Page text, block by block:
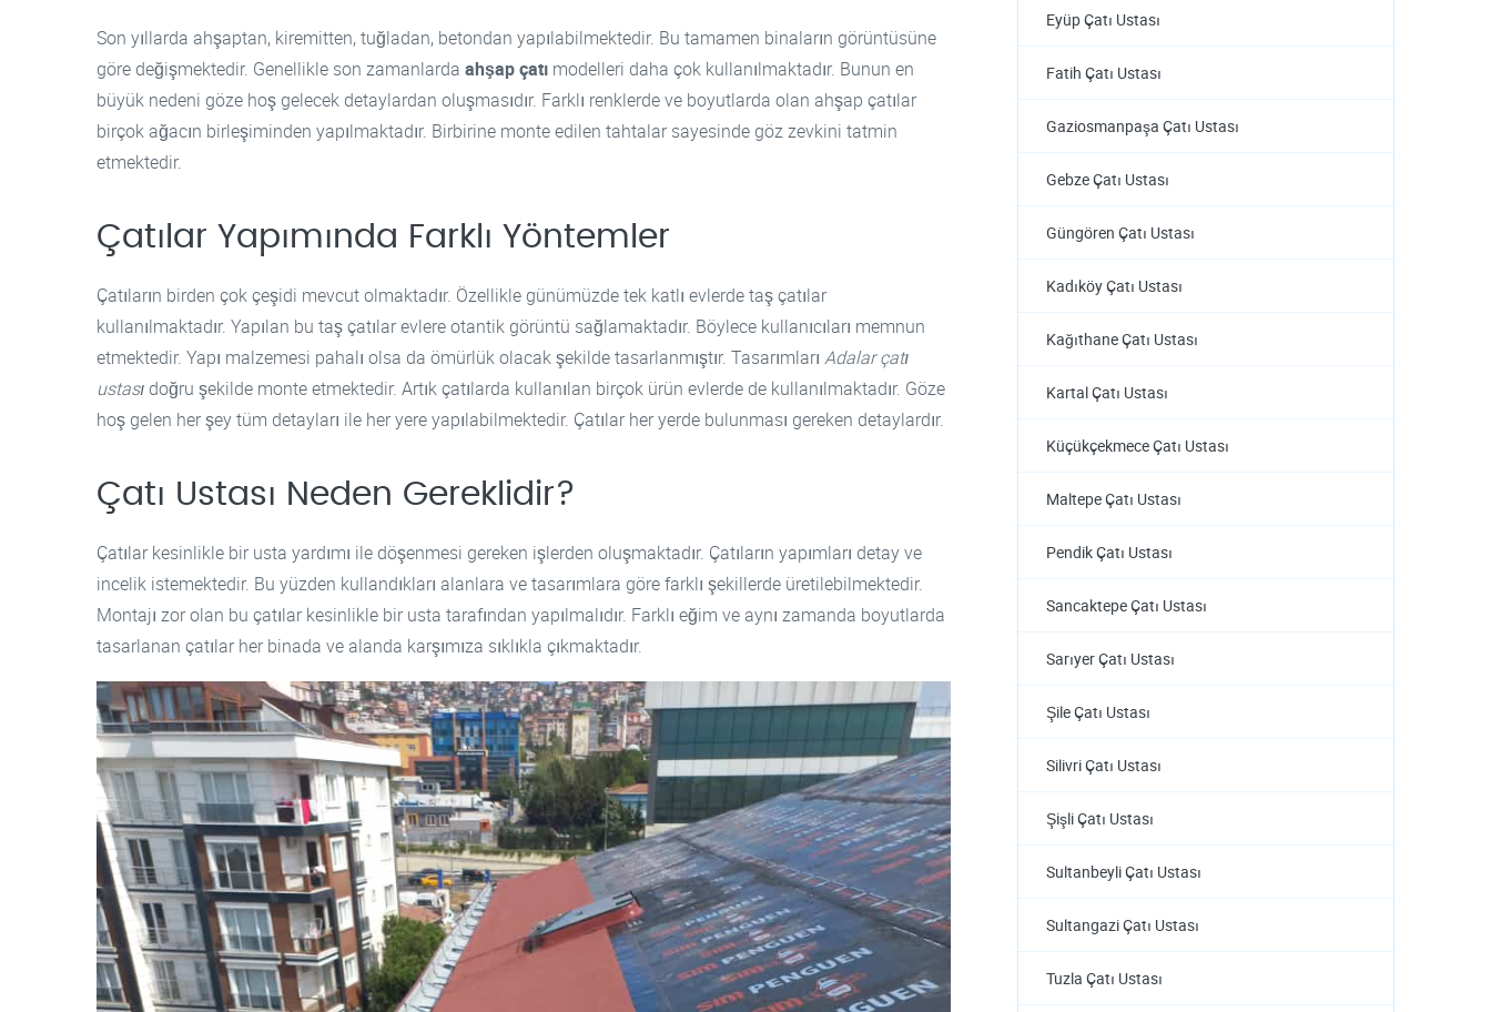
Son yıllarda ahşaptan, kiremitten, tuğladan, betondan yapılabilmektedir. Bu tamamen binaların görüntüsüne
göre değişmektedir. Genellikle son zamanlarda ahşap çatı modelleri daha çok kullanılmaktadır. Bunun en
büyük nedeni göze hoş gelecek detaylardan oluşmasıdır. Farklı renklerde ve boyutlarda olan ahşap çatılar
birçok ağacın birleşiminden yapılmaktadır. Birbirine monte edilen tahtalar sayesinde göz zevkini tatmin
etmektedir.
Çatılar Yapımında Farklı Yöntemler
Çatıların birden çok çeşidi mevcut olmaktadır. Özellikle günümüzde tek katlı evlerde taş çatılar
kullanılmaktadır. Yapılan bu taş çatılar evlere otantik görüntü sağlamaktadır. Böylece kullanıcıları memnun
etmektedir. Yapı malzemesi pahalı olsa da ömürlük olacak şekilde tasarlanmıştır. Tasarımları Adalar çatı
ustası doğru şekilde monte etmektedir. Artık çatılarda kullanılan birçok ürün evlerde de kullanılmaktadır. Göze
hoş gelen her şey tüm detayları ile her yere yapılabilmektedir. Çatılar her yerde bulunması gereken detaylardır.
Çatı Ustası Neden Gereklidir?
Çatılar kesinlikle bir usta yardımı ile döşenmesi gereken işlerden oluşmaktadır. Çatıların yapımları detay ve
incelik istemektedir. Bu yüzden kullandıkları alanlara ve tasarımlara göre farklı şekillerde üretilebilmektedir.
Montajı zor olan bu çatılar kesinlikle bir usta tarafından yapılmalıdır. Farklı eğim ve aynı zamanda boyutlarda
tasarlanan çatılar her binada ve alanda karşımıza sıklıkla çıkmaktadır.
Eyüp Çatı Ustası
Fatih Çatı Ustası
Gaziosmanpaşa Çatı Ustası
Gebze Çatı Ustası
Güngören Çatı Ustası
Kadıköy Çatı Ustası
Kağıthane Çatı Ustası
Kartal Çatı Ustası
Küçükçekmece Çatı Ustası
Maltepe Çatı Ustası
Pendik Çatı Ustası
Sancaktepe Çatı Ustası
Sarıyer Çatı Ustası
Şile Çatı Ustası
Silivri Çatı Ustası
Şişli Çatı Ustası
Sultanbeyli Çatı Ustası
Sultangazi Çatı Ustası
Tuzla Çatı Ustası